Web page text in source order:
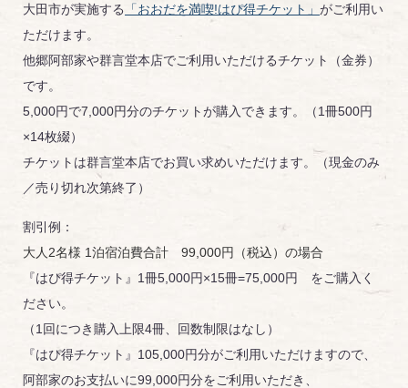
大田市が実施する 「おおだを満喫!はぴ得チケット」 がご利用い
ただけます。
他郷阿部家や群言堂本店でご利用いただけるチケット（金券）
です。
5,000円で7,000円分のチケットが購入できます。（1冊500円
×14枚綴）
チケットは群言堂本店でお買い求めいただけます。（現金のみ
／売り切れ次第終了）
割引例：
大人2名様 1泊宿泊費合計 99,000円（税込）の場合
『はぴ得チケット』1冊5,000円×15冊=75,000円 をご購入く
ださい。
（1回につき購入上限4冊、回数制限はなし）
『はぴ得チケット』105,000円分がご利用いただけますので、
阿部家のお支払いに99,000円分をご利用いただき、